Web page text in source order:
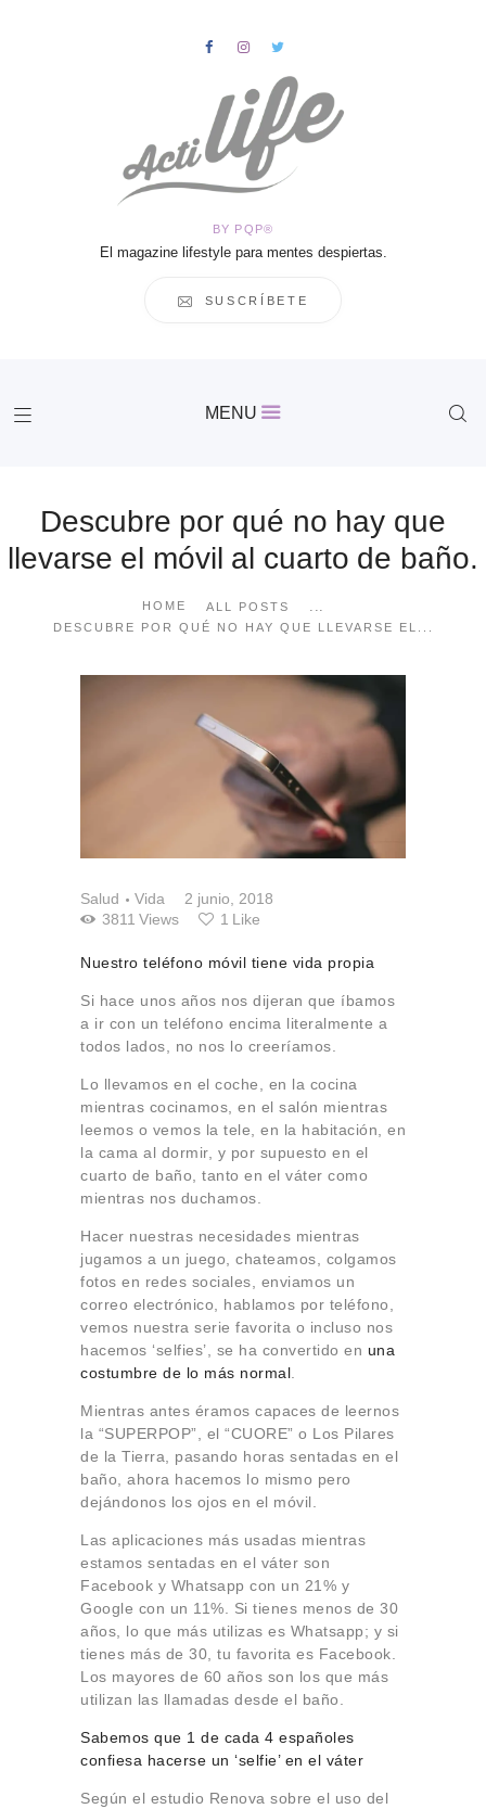
BY PQP®
El magazine lifestyle para mentes despiertas.
SUSCRÍBETE
MENU
Descubre por qué no hay que
llevarse el móvil al cuarto de baño.
HOME ALL POSTS ...
DESCUBRE POR QUÉ NO HAY QUE LLEVARSE EL...
HOME
Salud
Salud Vida
2 junio, 2018
3811 Views 1 Like
Nuestro teléfono móvil tiene vida propia
Si hace unos años nos dijeran que íbamos
a ir con un teléfono encima literalmente a
todos lados, no nos lo creeríamos.
Lo llevamos en el coche, en la cocina
mientras cocinamos, en el salón mientras
leemos o vemos la tele, en la habitación, en
la cama al dormir, y por supuesto en el
cuarto de baño, tanto en el váter como
mientras nos duchamos.
Hacer nuestras necesidades mientras
jugamos a un juego, chateamos, colgamos
fotos en redes sociales, enviamos un
correo electrónico, hablamos por teléfono,
vemos nuestra serie favorita o incluso nos
hacemos ‘selfies’, se ha convertido en una
costumbre de lo más normal
Mientras antes éramos capaces de leernos
la “SUPERPOP”, el “CUORE” o Los Pilares
de la Tierra, pasando horas sentadas en el
baño, ahora hacemos lo mismo pero
dejándonos los ojos en el móvil.
Las aplicaciones más usadas mientras
estamos sentadas en el váter son
Facebook y Whatsapp con un 21% y
Google con un 11%. Si tienes menos de 30
años, lo que más utilizas es Whatsapp; y si
tienes más de 30, tu favorita es Facebook.
Los mayores de 60 años son los que más
utilizan las llamadas desde el baño.
Sabemos que 1 de cada 4 españoles
confiesa hacerse un ‘selfie’ en el váter
Según el estudio Renova sobre el uso del